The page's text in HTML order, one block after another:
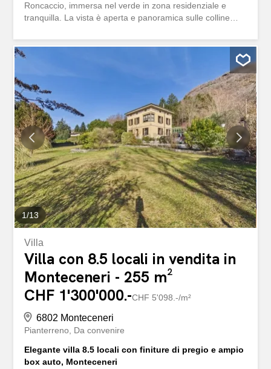
Roncaccio, immersa nel verde in zona residenziale e
tranquilla. La vista è aperta e panoramica sulle colline
fermate dei mezzi pubblici e principali servizi. L’accesso
autostradale è raggiungibile in pochi minuti. La Residenza
parcheggio per biciclette e due posti auto per ospiti.
L’appartamento di 8 locali è suddiviso in due unità
abitative. L’ascensore privato conduce direttamente
all’interno dell’abitazione dove un ampio atrio introduce e
distribuisce le unità. L’appartamento di 4 locali con
Dépendance di 2 locali è composto da: Ampio ingresso,
soggiorno con cucina open space con uscita sulla
terrazza, 2 camere da letto, 2 bagni (uno con vasca e uno
con doccia), locale guardaroba, locale ufficio separato.
Locale cantina/lavanderia al piano Locale deposito al...
1/13
Villa
Villa con 8.5 locali in vendita in
Monteceneri - 255 m²
CHF 1'300'000.-CHF 5'098.-/m²
6802 Monteceneri
Pianterreno
Da convenire
Elegante villa 8.5 locali con finiture di pregio e ampio
box auto, Monteceneri